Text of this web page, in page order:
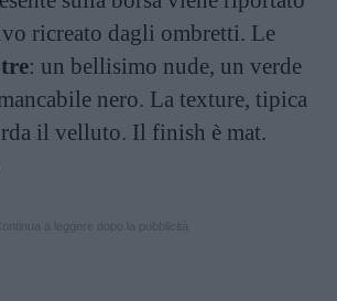
ricreato dagli ombretti. Le
: un bellisimo nude, un verde
nero. La texture, tipica
il velluto. Il finish è mat.